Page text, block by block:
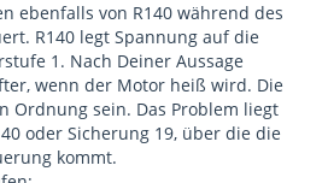
ebenfalls von R140 während des
R140 legt Spannung auf die
1. Nach Deiner Aussage
wenn der Motor heiß wird. Die
Ordnung sein. Das Problem liegt
oder Sicherung 19, über die die
kommt.